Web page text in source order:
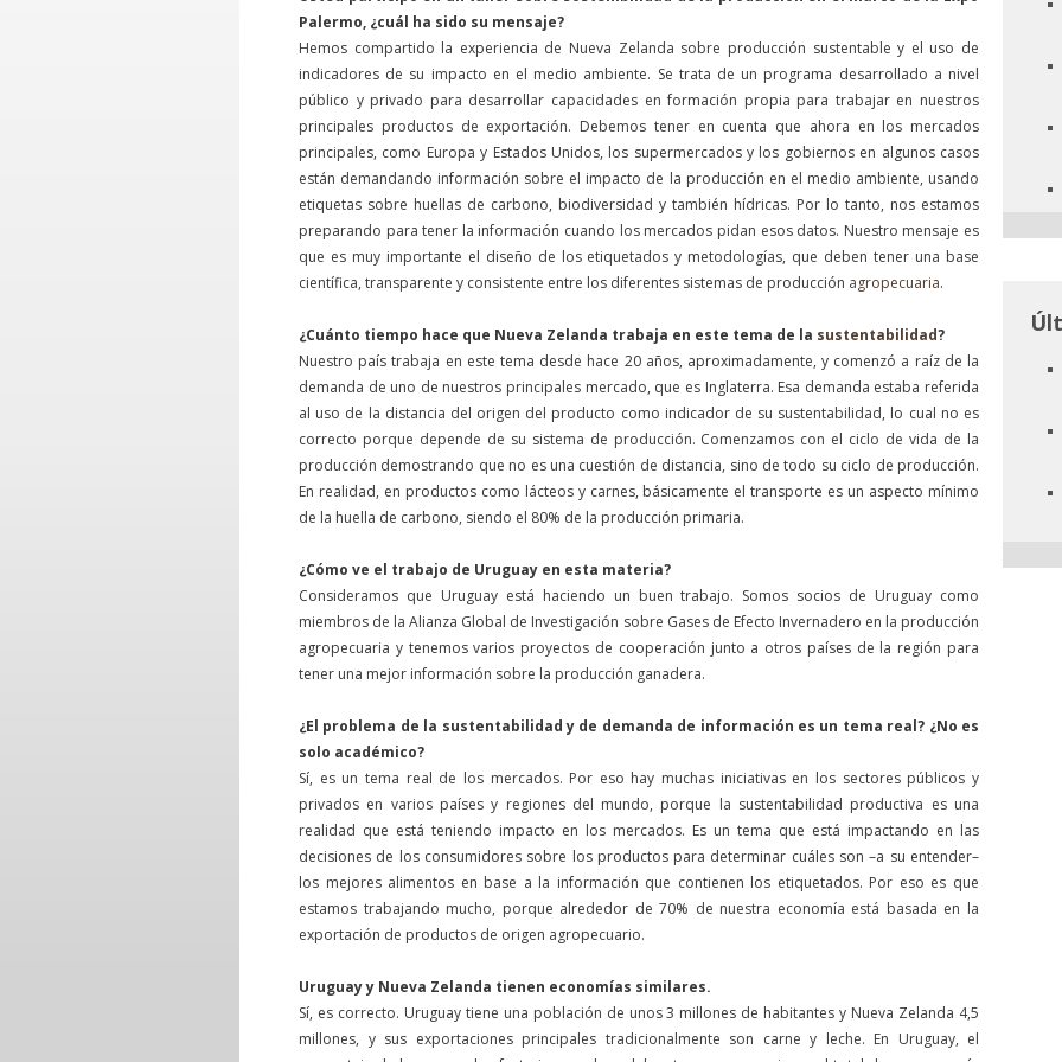
Palermo, ¿cuál ha sido su mensaje?
Hemos compartido la experiencia de Nueva Zelanda sobre producción sustentable y el uso de
indicadores de su impacto en el medio ambiente. Se trata de un programa desarrollado a nivel
público y privado para desarrollar capacidades en formación propia para trabajar en nuestros
principales productos de exportación. Debemos tener en cuenta que ahora en los mercados
principales, como Europa y Estados Unidos, los supermercados y los gobiernos en algunos casos
están demandando información sobre el impacto de la producción en el medio ambiente, usando
etiquetas sobre huellas de carbono, biodiversidad y también hídricas. Por lo tanto, nos estamos
preparando para tener la información cuando los mercados pidan esos datos. Nuestro mensaje es
que es muy importante el diseño de los etiquetados y metodologías, que deben tener una base
científica, transparente y consistente entre los diferentes sistemas de producción agropecuaria.
¿Cuánto tiempo hace que Nueva Zelanda trabaja en este tema de la sustentabilidad?
Nuestro país trabaja en este tema desde hace 20 años, aproximadamente, y comenzó a raíz de la
demanda de uno de nuestros principales mercado, que es Inglaterra. Esa demanda estaba referida
al uso de la distancia del origen del producto como indicador de su sustentabilidad, lo cual no es
correcto porque depende de su sistema de producción. Comenzamos con el ciclo de vida de la
producción demostrando que no es una cuestión de distancia, sino de todo su ciclo de producción.
En realidad, en productos como lácteos y carnes, básicamente el transporte es un aspecto mínimo
de la huella de carbono, siendo el 80% de la producción primaria.
¿Cómo ve el trabajo de Uruguay en esta materia?
Consideramos que Uruguay está haciendo un buen trabajo. Somos socios de Uruguay como
miembros de la Alianza Global de Investigación sobre Gases de Efecto Invernadero en la producción
agropecuaria y tenemos varios proyectos de cooperación junto a otros países de la región para
tener una mejor información sobre la producción ganadera.
¿El problema de la sustentabilidad y de demanda de información es un tema real? ¿No es
solo académico?
Sí, es un tema real de los mercados. Por eso hay muchas iniciativas en los sectores públicos y
privados en varios países y regiones del mundo, porque la sustentabilidad productiva es una
realidad que está teniendo impacto en los mercados. Es un tema que está impactando en las
decisiones de los consumidores sobre los productos para determinar cuáles son –a su entender–
los mejores alimentos en base a la información que contienen los etiquetados. Por eso es que
estamos trabajando mucho, porque alrededor de 70% de nuestra economía está basada en la
exportación de productos de origen agropecuario.
Uruguay y Nueva Zelanda tienen economías similares.
Sí, es correcto. Uruguay tiene una población de unos 3 millones de habitantes y Nueva Zelanda 4,5
millones, y sus exportaciones principales tradicionalmente son carne y leche. En Uruguay, el